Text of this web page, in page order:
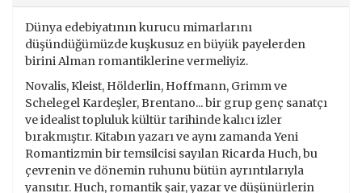
Dünya edebiyatının kurucu mimarlarını
düşündüğümüzde kuşkusuz en büyük payelerden
birini Alman romantiklerine vermeliyiz.
Novalis, Kleist, Hölderlin, Hoffmann, Grimm ve
Schelegel Kardeşler, Brentano... bir grup genç sanatçı
ve idealist topluluk kültür tarihinde kalıcı izler
bırakmıştır. Kitabın yazarı ve aynı zamanda Yeni
Romantizmin bir temsilcisi sayılan Ricarda Huch, bu
çevrenin ve dönemin ruhunu bütün ayrıntılarıyla
yansıtır. Huch, romantik şair, yazar ve düşünürlerin